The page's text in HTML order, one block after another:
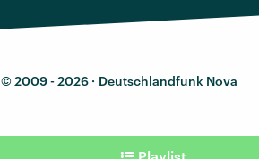
© 2009 - 2026 · Deutschlandfunk Nova